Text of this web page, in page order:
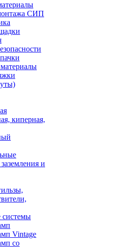
СИП
киперная,
и
системы
Vintage
со